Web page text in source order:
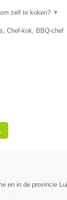
zelf te koken? ▼
Chef-kok, BBQ-chef
en in de provincie